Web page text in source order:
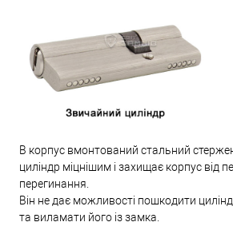
В корпус вмонтований стальний
циліндр міцнішим і захищає корпус від
перегинання.
Він не дає можливості пошкодити
та виламати його із замка.